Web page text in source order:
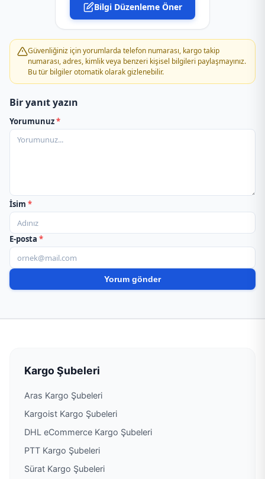
PTT Kargo Ahi Mesut Şubesi
PTT Kargo Ahlatlıbel Şubesi
PTT Kargo Ahmetler Şubesi
PTT Kargo Aile Bakanlığı Şubesi
PTT Kargo Akdere Şubesi
PTT Kargo Akyurt Müdürlüğü
PTT Kargo Alsancak Şubesi
PTT Kargo Altay Şubesi
PTT Kargo Anayasa Mahkemesi Şubesi
PTT Kargo Ankara Adli Tıp Şubesi
Mahkemeleri Şubesi
PTT Kargo Ankara Bölge Adliye Mahkemeleri
Şubesi
Bilgi Düzenleme Öner
Güvenliğiniz için yorumlarda telefon numarası, kargo takip
numarası, adres, kimlik veya benzeri kişisel bilgileri paylaşmayınız.
Bu tür bilgiler otomatik olarak gizlenebilir.
Bir yanıt yazın
Yorumunuz*
İsim *
E-posta *
Kargo Şubeleri
Aras Kargo Şubeleri
Kargoist Kargo Şubeleri
DHL eCommerce Kargo Şubeleri
PTT Kargo Şubeleri
Sürat Kargo Şubeleri